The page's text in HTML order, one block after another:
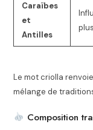
Caraïbes
et
Antilles
Le mot criolla
mélange de
Composition